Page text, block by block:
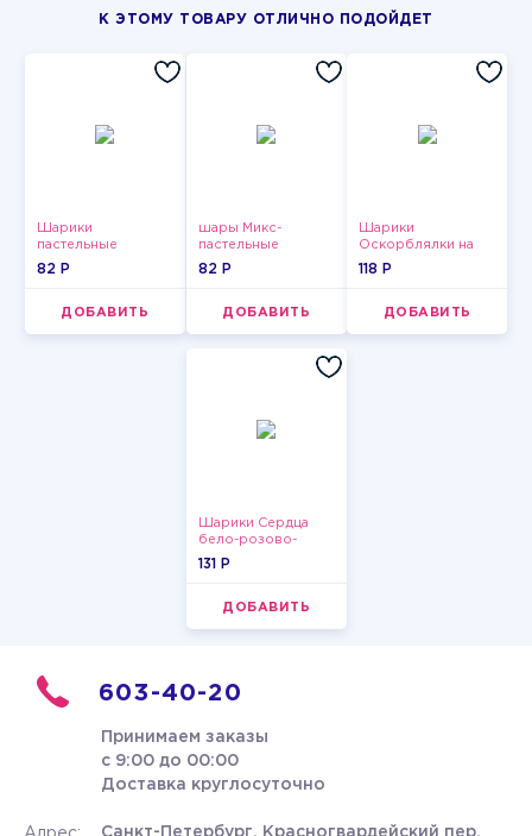
К ЭТОМУ ТОВАРУ ОТЛИЧНО ПОДОЙДЕТ
Шарики
пастельные
82 P
ДОБАВИТЬ
шары Микс-
пастельные
82 P
ДОБАВИТЬ
Шарики
Оскорблялки на
день рождения для
118 P
ДОБАВИТЬ
Шарики Сердца
бело-розово-
красные
131 P
ДОБАВИТЬ
603-40-20
Принимаем заказы
с 9:00 до 00:00
Доставка круглосуточно
Санкт-Петербург, Красногвардейский пер.